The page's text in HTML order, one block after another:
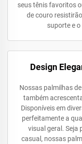
seus tênis favoritos
de couro
suporte e
Design
Nossas palmilhas
também
Disponíveis em
perfeitamente a
visual geral. Seja
casual, nossas